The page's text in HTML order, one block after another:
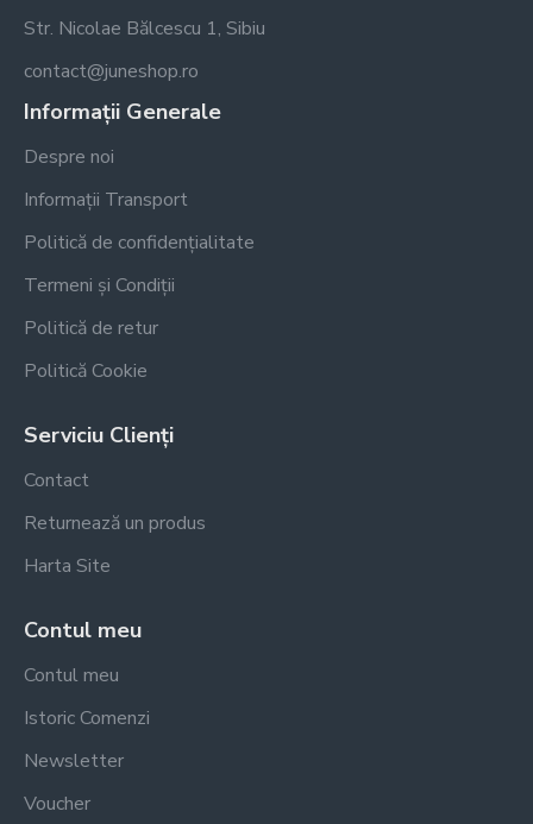
Str. Nicolae Bălcescu 1, Sibiu
contact@juneshop.ro
Informații Generale
Despre noi
Informații Transport
Politică de confidențialitate
Termeni și Condiții
Politică de retur
Politică Cookie
Serviciu Clienți
Contact
Returnează un produs
Harta Site
Contul meu
Contul meu
Istoric Comenzi
Newsletter
Voucher